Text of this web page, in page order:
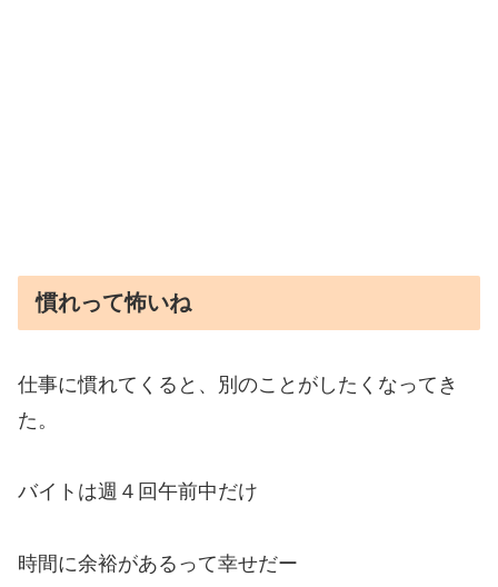
慣れって怖いね
仕事に慣れてくると、別のことがしたくなってき
た。
バイトは週４回午前中だけ
時間に余裕があるって幸せだー